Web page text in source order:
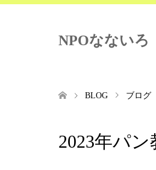
NPOなないろ
BLOG ブログ
2023年パン